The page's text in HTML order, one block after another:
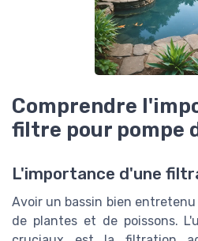
Comprendre
filtre pour pompe
L'importance d'une
Avoir un bassin bien
de plantes et de poissons.